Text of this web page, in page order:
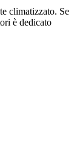
climatizzato. Se
è dedicato